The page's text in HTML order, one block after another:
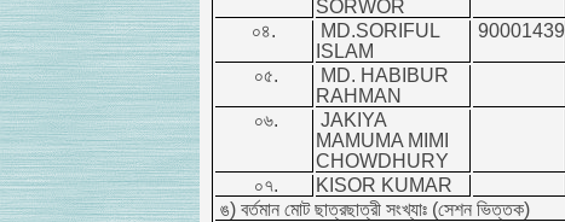
SORWOR
০৪.
MD.SORIFUL
ISLAM
90001439
০৫.
MD. HABIBUR
RAHMAN
০৬.
JAKIYA
MAMUMA MIMI
CHOWDHURY
০৭.
KISOR KUMAR
ঙ) বর্তমান মোট ছাত্রছাত্রী সংখ্যাঃ (সেশন ভিত্তক)